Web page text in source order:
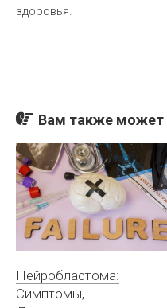
здоровья.
Вам также может
Нейробластома:
Симптомы,